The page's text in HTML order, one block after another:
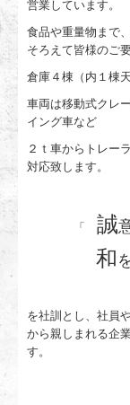
営業しています。
食品や重量物まで
そろえて皆様のご
倉庫４棟（内１棟
車両は移動式クレ
イング車など
２ｔ車からトレー
対応致します。
「 誠
和
を社訓とし、社員
から親しまれる企